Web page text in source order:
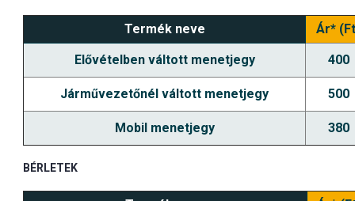
Termék neve Ár*
Elővételben váltott menetjegy 400
Járművezetőnél váltott menetjegy 500
Mobil menetjegy 380
BÉRLETEK